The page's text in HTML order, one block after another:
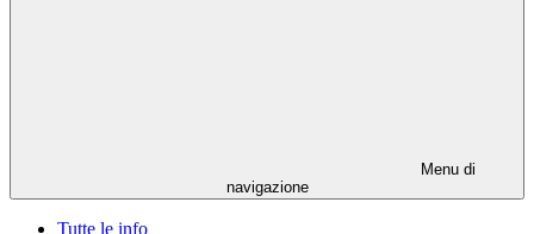
Menu di
navigazione
Tutte le info